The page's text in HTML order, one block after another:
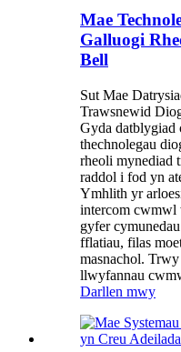
Mae
Galluogi
Bell
Sut Mae
Trawsnewid
Gyda datblygiad
thechnolegau
rheoli mynediad
raddol i fod yn
Ymhlith yr
intercom cwmwl
gyfer
fflatiau, filas
masnachol.
llwyfannau
Darllen mwy